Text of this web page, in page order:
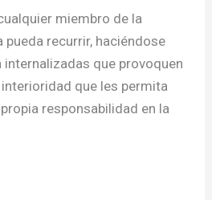
miembro de la
recurrir, haciéndose
internalizadas que provoquen
que les permita
responsabilidad en la